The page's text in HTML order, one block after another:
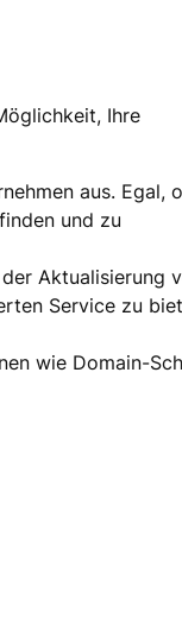
Ihre
aus. Egal,
und zu
Aktualisierung
Service zu
wie Domain-